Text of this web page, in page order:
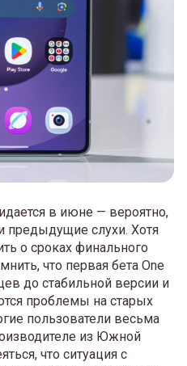
в июне — вероятно,
предыдущие слухи. Хотя
о сроках финального
что первая бета One
до стабильной версии и
проблемы на старых
пользователи весьма
из Южной
что ситуация с